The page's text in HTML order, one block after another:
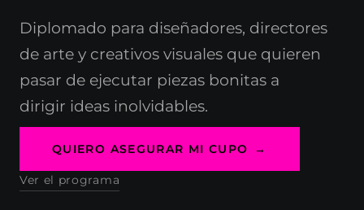
Diplomado para diseñadores, directores
de arte y creativos visuales que quieren
pasar de ejecutar piezas bonitas a
dirigir ideas inolvidables.
QUIERO ASEGURAR MI CUPO
Ver el programa